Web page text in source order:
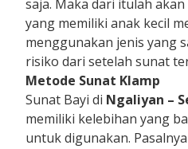
saja. Maka dari itulah
yang memiliki anak kecil
menggunakan jenis yang
risiko dari setelah sunat
Metode Sunat Klamp
Sunat Bayi di Ngaliyan –
memiliki kelebihan yang
untuk digunakan.